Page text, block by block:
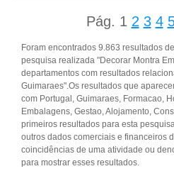
Pág. 1 2 3 4
Foram encontrados 9.863 resultados
pesquisa realizada "Decorar Montra
departamentos com resultados
Guimaraes".Os resultados que
com Portugal, Guimaraes, Formacao,
Embalagens, Gestao, Alojamento,
primeiros resultados para esta
outros dados comerciais e financeiros
coincidências de uma atividade ou
para mostrar esses resultados.